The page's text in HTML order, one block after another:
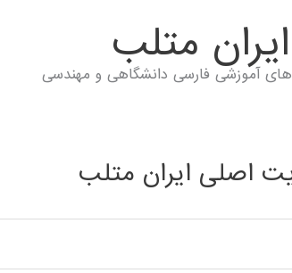
ايران متلب
آموزشی فارسی دانشگاهی و مهندسی
اصلی ایران متلب